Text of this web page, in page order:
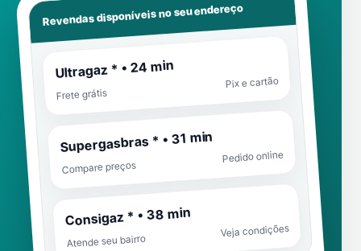
Revendas disponíveis no seu endereço
Ultragaz * • 24 min
Frete grátis
Pix e cartão
Supergasbras * • 31 min
Compare preços
Pedido online
Consigaz * • 38 min
Atende seu bairro
Veja condições